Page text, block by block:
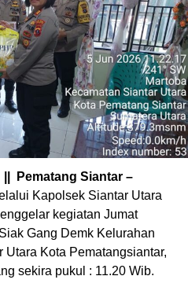
Pematang Siantar –
Kapolsek Siantar Utara
kegiatan Jumat
Gang Demk Kelurahan
Utara Kota Pematangsiantar,
sekira pukul : 11.20 Wib.